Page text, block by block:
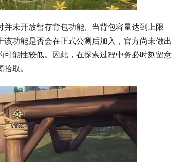
未开放暂存背包功能。当背包容量达到上限
功能是否会在正式公测后加入，官方尚未做出
能性较低。因此，在探索过程中务必时刻留意
取。